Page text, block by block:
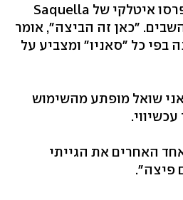
הם מזמינים אותי לאספרסו איטלקי של Saquella
"כאן זה הביצה", אומר
בפי כל "סאניו" ומצביע על
שואל מופתע מהשימוש
האחרים את הגייתי
פיצה".